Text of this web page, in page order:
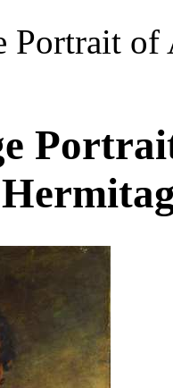
Portrait